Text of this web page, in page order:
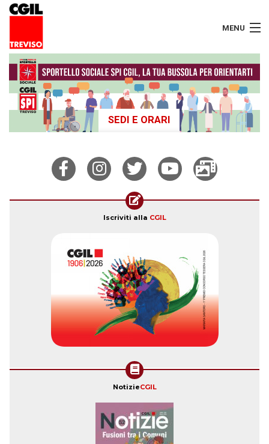
MENU
LAVORATORI
PENSIONATI
SERVIZI
SEGRETERIA
SEDI E ORARI
Iscriviti alla CGIL
NotizieCGIL